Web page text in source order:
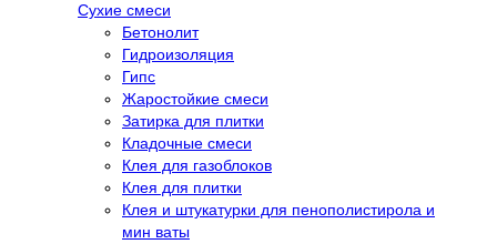
Сухие смеси
Бетонолит
Гидроизоляция
Гипс
Жаростойкие смеси
Затирка для плитки
Кладочные смеси
Клея для газоблоков
Клея для плитки
Клея и штукатурки для пенополистирола и
мин ваты